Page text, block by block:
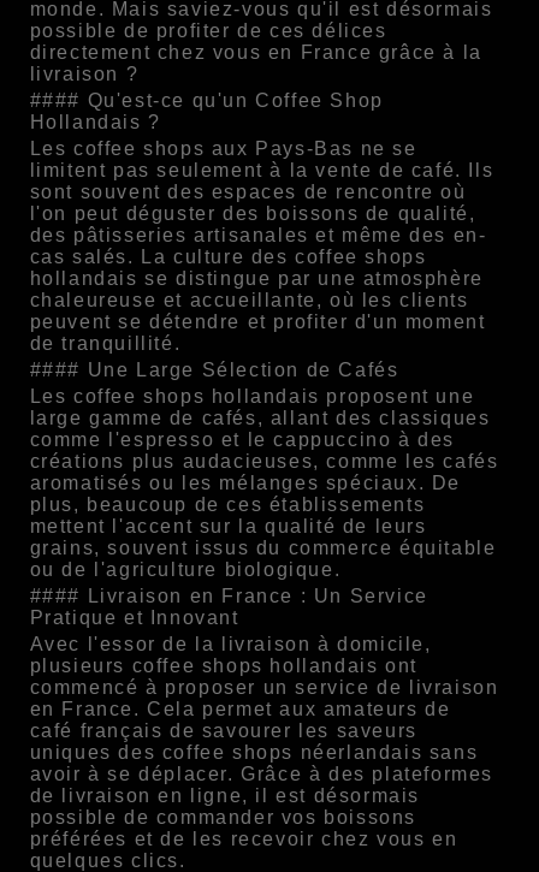
monde. Mais saviez-vous qu'il est désormais
possible de profiter de ces délices
directement chez vous en France grâce à la
livraison ?
#### Qu'est-ce qu'un Coffee Shop
Hollandais ?
Les coffee shops aux Pays-Bas ne se
limitent pas seulement à la vente de café. Ils
sont souvent des espaces de rencontre où
l'on peut déguster des boissons de qualité,
des pâtisseries artisanales et même des en-
cas salés. La culture des coffee shops
hollandais se distingue par une atmosphère
chaleureuse et accueillante, où les clients
peuvent se détendre et profiter d'un moment
de tranquillité.
#### Une Large Sélection de Cafés
Les coffee shops hollandais proposent une
large gamme de cafés, allant des classiques
comme l'espresso et le cappuccino à des
créations plus audacieuses, comme les cafés
aromatisés ou les mélanges spéciaux. De
plus, beaucoup de ces établissements
mettent l'accent sur la qualité de leurs
grains, souvent issus du commerce équitable
ou de l'agriculture biologique.
#### Livraison en France : Un Service
Pratique et Innovant
Avec l'essor de la livraison à domicile,
plusieurs coffee shops hollandais ont
commencé à proposer un service de livraison
en France. Cela permet aux amateurs de
café français de savourer les saveurs
uniques des coffee shops néerlandais sans
avoir à se déplacer. Grâce à des plateformes
de livraison en ligne, il est désormais
possible de commander vos boissons
préférées et de les recevoir chez vous en
quelques clics.